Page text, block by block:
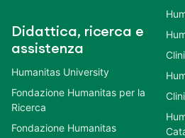
Didattica, ricerca e
assistenza
Humanitas University
Fondazione Humanitas per la
Ricerca
Fondazione Humanitas